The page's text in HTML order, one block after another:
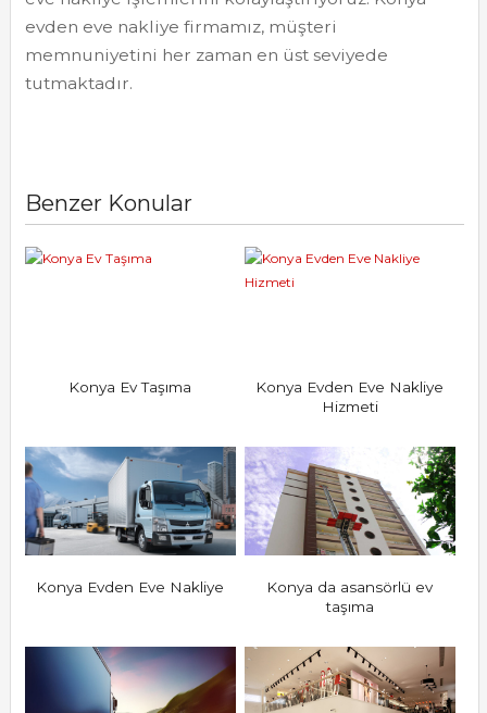
evden eve nakliye firmamız, müşteri
memnuniyetini her zaman en üst seviyede
tutmaktadır.
Benzer Konular
Konya Ev Taşıma
Konya Evden Eve Nakliye
Hizmeti
Konya Evden Eve Nakliye
Konya da asansörlü ev
taşıma